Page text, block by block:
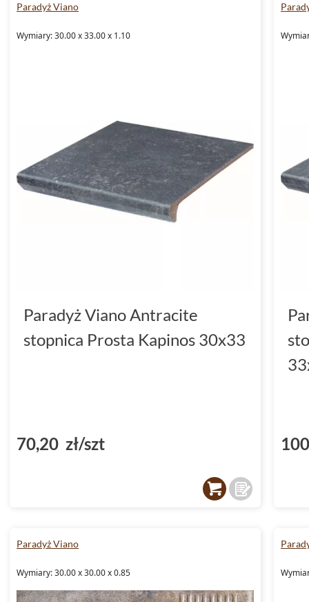
Paradyż Viano
Wymiary: 30.00 x 33.00 x 1.10
Paradyż Viano Antracite
stopnica Prosta Kapinos 30x33
70,20 zł/szt
Paradyż Viano
Wymiary: 30.00 x 30.00 x 0.85